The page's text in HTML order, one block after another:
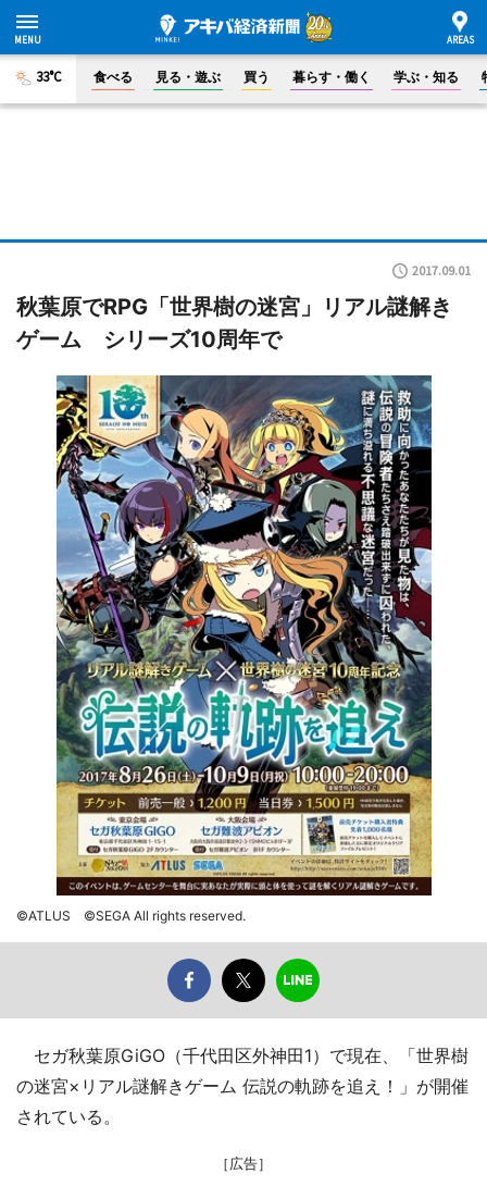
33°C 食べる 見る・遊ぶ 買う 暮らす・働く 学ぶ・知る
2017.09.01
秋葉原でRPG「世界樹の迷宮」リアル謎解き
ゲーム シリーズ10周年で
©ATLUS ©SEGA All rights reserved.
セガ秋葉原GiGO（千代田区外神田1）で現在、「世界樹
の迷宮×リアル謎解きゲーム 伝説の軌跡を追え！」が開催
されている。
［広告］